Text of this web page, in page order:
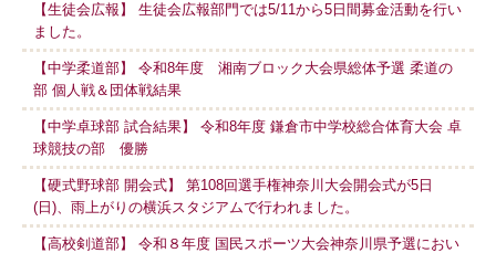
【生徒会広報】 生徒会広報部門では5/11から5日間募金活動を行い
ました。
【中学柔道部】 令和8年度 湘南ブロック大会県総体予選 柔道の
部 個人戦＆団体戦結果
【中学卓球部 試合結果】 令和8年度 鎌倉市中学校総合体育大会 卓
球競技の部 優勝
【硬式野球部 開会式】 第108回選手権神奈川大会開会式が5日
(日)、雨上がりの横浜スタジアムで行われました。
【高校剣道部】 令和８年度 国民スポーツ大会神奈川県予選におい